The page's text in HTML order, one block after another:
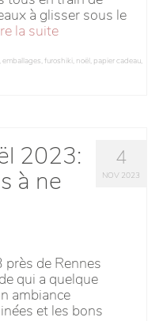
à glisser sous le
la suite
,emballages,furoshiki, noël, papier cadeau,
4
NOV 2023
2023:
à ne
de Rennes
qui a quelque
ambiance
et les bons